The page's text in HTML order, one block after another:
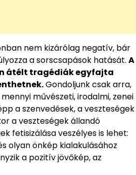
nem kizárólag negatív, bár
a sorscsapások hatását. A
átélt tragédiák egyfajta
Gondoljunk csak arra,
művészeti, irodalmi, zenei
a szenvedések, a veszteségek
a veszteségek állandó
fetisizálása veszélyes is lehet:
olyan önkép kialakulásához
a pozitív jövőkép, az